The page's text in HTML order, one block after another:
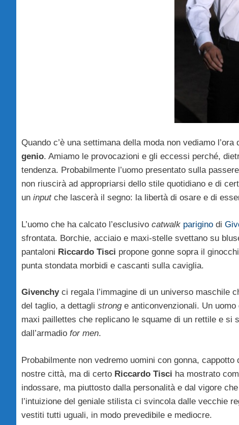
Quando c’è una settimana della moda non vediamo
genio. Amiamo le provocazioni e gli eccessi perché,
tendenza. Probabilmente l’uomo presentato sulla
non riuscirà ad appropriarsi dello stile quotidiano e di
un inputche lascerà il segno: la libertà di osare e di
L’uomo che ha calcato l’esclusivo catwalk parigino di
sfrontata. Borchie, acciaio e maxi-stelle svettano su
pantaloni Riccardo Tisci propone gonne sopra il
punta stondata morbidi e cascanti sulla caviglia.
Givenchyci regala l’immagine di un universo maschile
del taglio, a dettagli stronge anticonvenzionali. Un uomo
maxi paillettes che replicano le squame di un rettile e si
dall’armadio for men.
Probabilmente non vedremo uomini con gonna,
nostre città, ma di certo Riccardo Tisci ha mostrato
indossare, ma piuttosto dalla personalità e dal vigore
l’intuizione del geniale stilista ci svincola dalle vecchie
vestiti tutti uguali, in modo prevedibile e mediocre.